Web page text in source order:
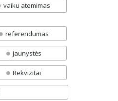
vaiku atemimas
referendumas
jaunystės
Rekvizitai